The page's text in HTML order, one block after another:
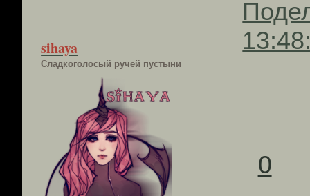
sihaya
Сладкоголосый ручей пустыни
0